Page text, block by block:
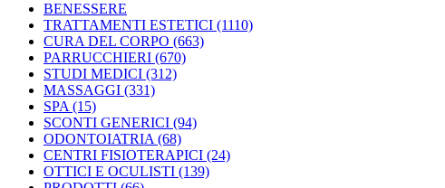
BENESSERE
TRATTAMENTI ESTETICI (1110)
CURA DEL CORPO (663)
PARRUCCHIERI (670)
STUDI MEDICI (312)
MASSAGGI (331)
SPA (15)
SCONTI GENERICI (94)
ODONTOIATRIA (68)
CENTRI FISIOTERAPICI (24)
OTTICI E OCULISTI (139)